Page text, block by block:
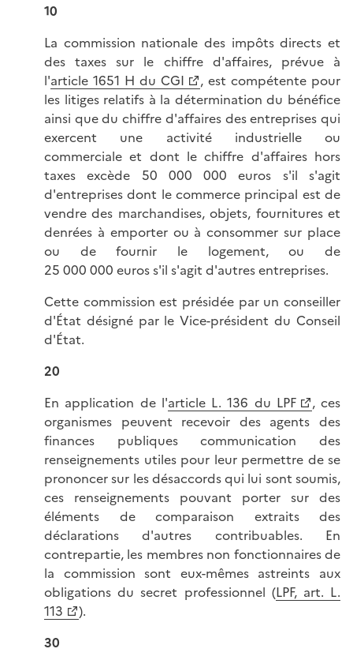
10
La commission nationale des impôts directs et
des taxes sur le chiffre d'affaires, prévue à
l'article 1651 H du CGI
, est compétente pour
les litiges relatifs à la détermination du bénéfice
ainsi que du chiffre d'affaires des entreprises qui
exercent une activité industrielle ou
commerciale et dont le chiffre d'affaires hors
taxes excède 50 000 000 euros s'il s'agit
d'entreprises dont le commerce principal est de
vendre des marchandises, objets, fournitures et
denrées à emporter ou à consommer sur place
ou de fournir le logement, ou de
25 000 000 euros s'il s'agit d'autres entreprises.
Cette commission est présidée par un conseiller
d'État désigné par le Vice-président du Conseil
d'État.
20
En application de l'article L. 136 du LPF
, ces
organismes peuvent recevoir des agents des
finances publiques communication des
renseignements utiles pour leur permettre de se
prononcer sur les désaccords qui lui sont soumis,
ces renseignements pouvant porter sur des
éléments de comparaison extraits des
déclarations d'autres contribuables. En
contrepartie, les membres non fonctionnaires de
la commission sont eux-mêmes astreints aux
obligations du secret professionnel (LPF, art. L.
113
).
30